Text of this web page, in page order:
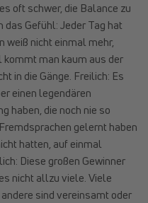
oft schwer, die Balance zu
das Gefühl: Jeder Tag hat
weiß nicht einmal mehr,
man kaum aus der
in die Gänge. Freilich: Es
einen legendären
haben, die noch nie so
gelernt haben
hatten, auf einmal
Diese großen Gewinner
nicht allzu viele. Viele
sind vereinsamt oder